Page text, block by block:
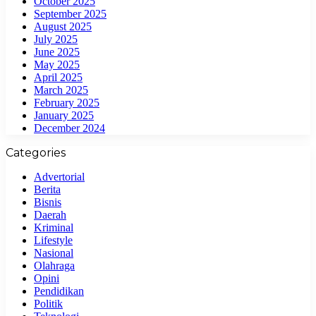
September 2025
August 2025
July 2025
June 2025
May 2025
April 2025
March 2025
February 2025
January 2025
December 2024
Categories
Advertorial
Berita
Bisnis
Daerah
Kriminal
Lifestyle
Nasional
Olahraga
Opini
Pendidikan
Politik